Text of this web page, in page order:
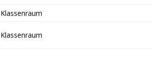
Klassenraum
Klassenraum